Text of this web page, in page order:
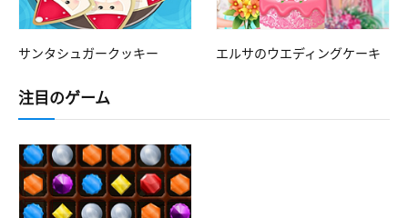
サンタシュガークッキー エルサのウエディングケーキ
注目のゲーム